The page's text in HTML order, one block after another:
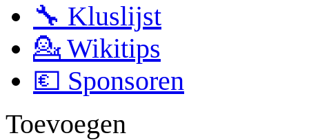
🔧 Kluslijst
💁 Wikitips
💶 Sponsoren
Toevoegen